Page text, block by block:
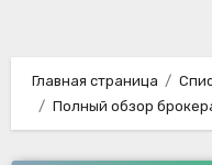
Главная страница
Полный обзор